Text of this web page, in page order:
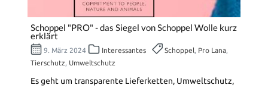
Schoppel "PRO" - das Siegel von Schoppel Wolle kurz
erklärt
9. März 2024 Interessantes Schoppel , Pro Lana,
Tierschutz, Umweltschutz
Es geht um transparente Lieferketten, Umweltschutz,